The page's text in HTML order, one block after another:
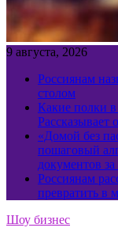
9 августа, 2026
Россиянам
столом
Какие полки в
Рассказывает
«Домой без
пошаговый
документов
Россиянам
превратить в
Шоу бизнес